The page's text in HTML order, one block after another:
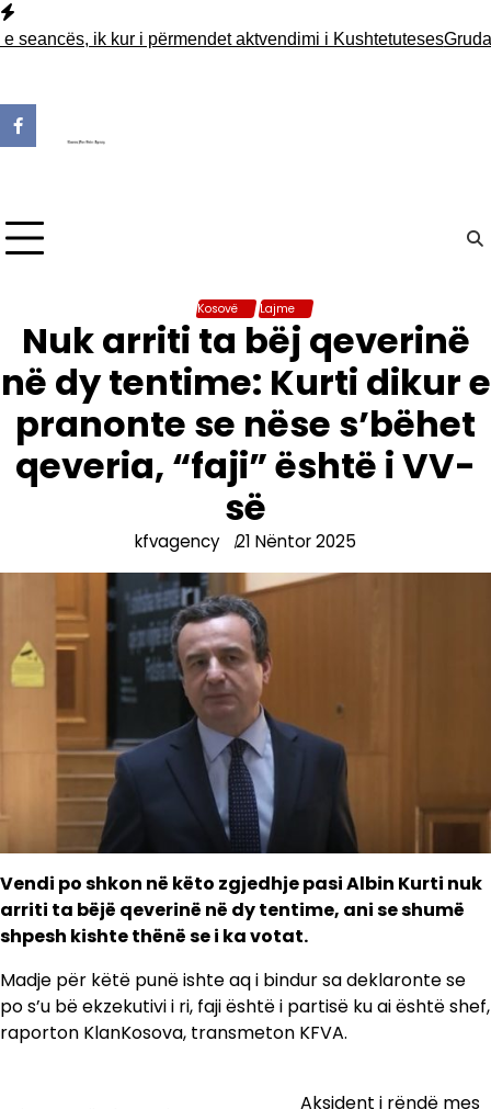
Skip
to
ik kur i përmendet aktvendimi i KushtetutesesGruda:
Kosovë Lajme
Nuk arriti ta bëj qeverinë
në dy tentime: Kurti dikur e
pranonte se nëse s’bëhet
qeveria, “faji” është i VV-
së
kfvagency 21 Nëntor 2025
Vendi po shkon në këto zgjedhje pasi Albin Kurti nuk
arriti ta bëjë qeverinë në dy tentime, ani se shumë
shpesh kishte thënë se i ka votat.
Madje për këtë punë ishte aq i bindur sa deklaronte se
po s’u bë ekzekutivi i ri, faji është i partisë ku ai është shef,
raporton KlanKosova, transmeton KFVA.
Aksident i rëndë mes